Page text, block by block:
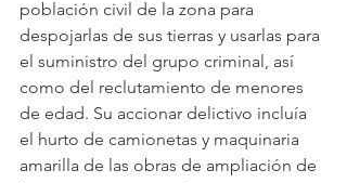
población civil de la zona para
despojarlas de sus tierras y usarlas para
el suministro del grupo criminal, así
como del reclutamiento de menores
de edad. Su accionar delictivo incluía
el hurto de camionetas y maquinaria
amarilla de las obras de ampliación de